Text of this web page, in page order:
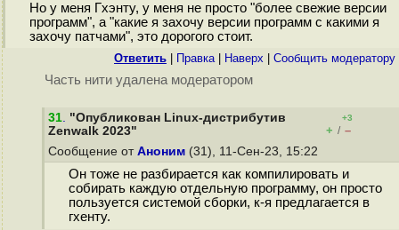
Но у меня Гхэнту, у меня не просто "более свежие версии
программ", а "какие я захочу версии программ с какими я
захочу патчами", это дорогого стоит.
Ответить Правка| Наверх Cообщить модератору
Часть нити удалена модератором
31. "Опубликован Linux-дистрибутив
Zenwalk 2023"
+3
+ / –
Сообщение от Аноним (31), 11-Сен-23, 15:22
Он тоже не разбирается как компилировать и
собирать каждую отдельную программу, он просто
пользуется системой сборки, к-я предлагается в
гхенту.